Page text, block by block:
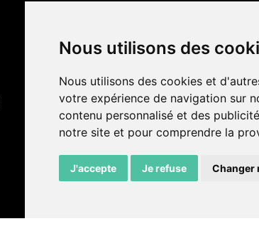
Nous utilisons des
Nous utilisons des cookies et
votre expérience de navigation sur
contenu personnalisé et des
notre site et pour comprendre la
J'accepte Je refuse Changer